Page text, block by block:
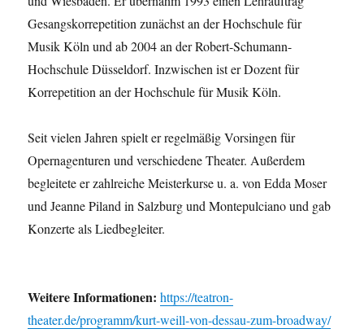
Gesangskorrepetition zunächst an der Hochschule für
Musik Köln und ab 2004 an der Robert-Schumann-
Hochschule Düsseldorf. Inzwischen ist er Dozent für
Korrepetition an der Hochschule für Musik Köln.
Seit vielen Jahren spielt er regelmäßig Vorsingen für
Opernagenturen und verschiedene Theater. Außerdem
begleitete er zahlreiche Meisterkurse u. a. von Edda Moser
und Jeanne Piland in Salzburg und Montepulciano und gab
Konzerte als Liedbegleiter.
Weitere Informationen: https://teatron-
theater.de/programm/kurt-weill-von-dessau-zum-broadway/